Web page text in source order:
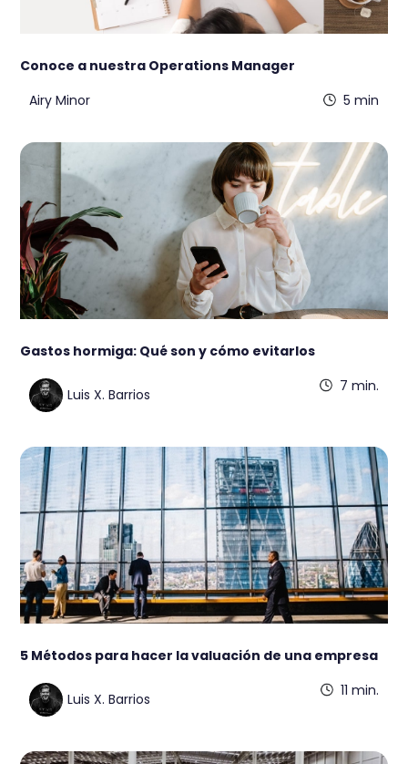
Conoce a nuestra Operations Manager
Airy Minor
5 min
Gastos hormiga: Qué son y cómo evitarlos
Luis X. Barrios
7 min.
5 Métodos para hacer la valuación de una empresa
Luis X. Barrios
11 min.